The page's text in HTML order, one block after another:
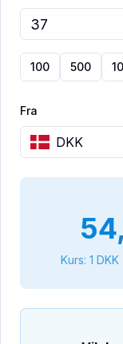
100 500
Fra
DKK
Kurs: 1 DKK